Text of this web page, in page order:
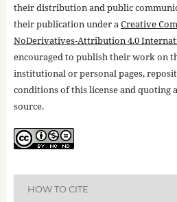
their distribution and public
their publication under aCreative
NoDerivatives-Attribution 4.0
encouraged to publish their work on
institutional or personal pages,
conditions of this license and
source.
HOW TO CITE